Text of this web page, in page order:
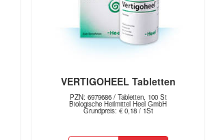
VERTIGOHEEL Tabletten
PZN: 6979686 / Tabletten, 100 St
Biologische Heilmittel Heel GmbH
Grundpreis: € 0,18 / 1St